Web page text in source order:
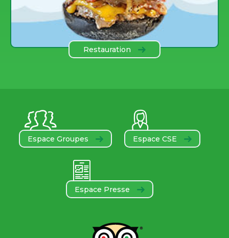
Restauration
Espace Groupes Espace CSE
Espace Presse